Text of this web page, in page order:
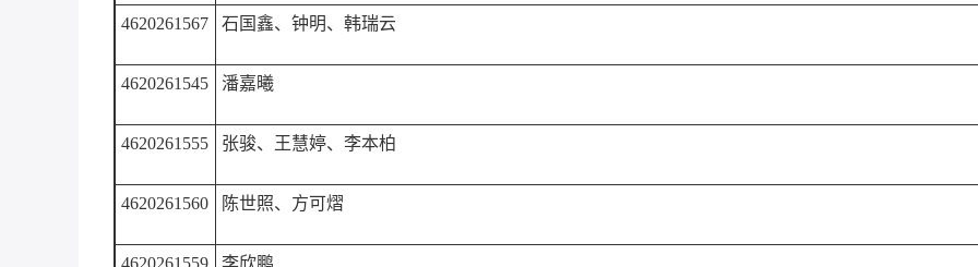
4620261567 石国鑫、钟明、韩瑞云
4620261545 潘嘉曦
4620261555 张骏、 王慧婷、李本柏
4620261560 陈世照、 方可熠
4620261559 李欣鹏